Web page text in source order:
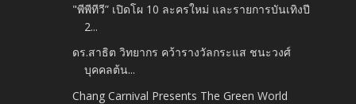
"พีพีทีวี” เปิดโผ 10 ละครใหม่ และรายการบันเทิงปี
2...
ดร.สาธิต วิทยากร คว้ารางวัลกระแส ชนะวงศ์
บุคคลต้น...
Chang Carnival Presents The Green World